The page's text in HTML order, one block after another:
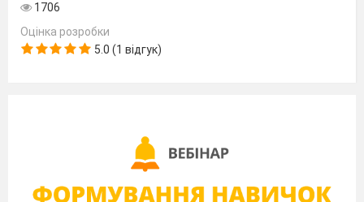
1706
Оцінка розробки
5.0 (1 відгук)